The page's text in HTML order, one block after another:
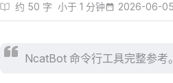
约 50 字 小于 1 分钟 2026-06-05
NcatBot 命令行工具完整参考。